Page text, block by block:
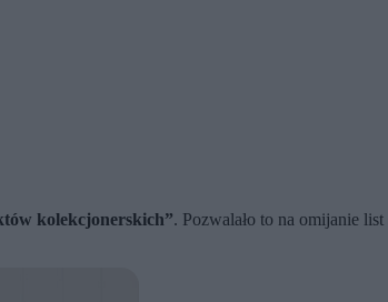
kolekcjonerskich”. Pozwalało to na omijanie